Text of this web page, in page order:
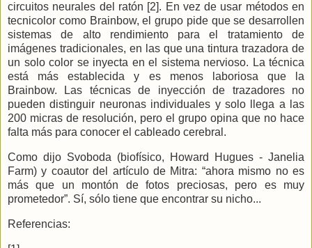
circuitos neurales del ratón [2]. En vez de usar métodos en
tecnicolor como Brainbow, el grupo pide que se desarrollen
sistemas de alto rendimiento para el tratamiento de
imágenes tradicionales, en las que una tintura trazadora de
un solo color se inyecta en el sistema nervioso. La técnica
está más establecida y es menos laboriosa que
la
Brainbow. Las técnicas de inyección de trazadores no
pueden distinguir neuronas individuales y solo llega a las
200 micras de resolución, pero el grupo opina que no hace
falta más para conocer el cableado cerebral.
Como dijo Svoboda (biofísico, Howard Hugues - Janelia
Farm) y coautor del artículo de Mitra: “ahora mismo no es
más que un montón de fotos preciosas, pero es muy
prometedor”. Sí, sólo tiene que encontrar su nicho...
Referencias: